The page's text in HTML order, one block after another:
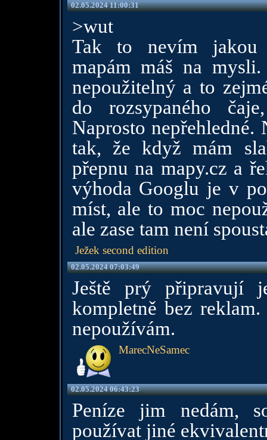
02.05.2024 11:00:31
>wut
Tak to nevím jakou
mapám máš na
nepoužitelný a to
do rozsypaného
Naprosto nepřehledné.
tak, že když mám
přepnu na mapy.cz a
výhoda Googlu je v
míst, ale to moc
ale zase tam není
Ježek second edition
02.05.2024 07:03:49
Ještě prý připravují
kompletně bez
nepoužívám.
MarecNeSamec
02.05.2024 06:43:23
Peníze jim nedám,
používat jiné